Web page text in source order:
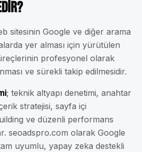
sitesinin Google ve diğer arama
yer alması için yürütülen
profesyonel olarak
ve sürekli takip edilmesidir.
; teknik altyapı denetimi, anahtar
stratejisi, sayfa içi
ve düzenli performans
seoadspro.com olarak Google
uyumlu, yapay zeka destekli